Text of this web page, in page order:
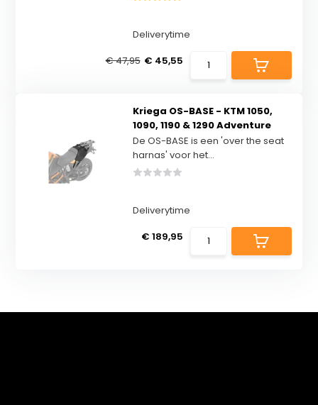
Deliverytime
€ 47,95 € 45,55
Kriega OS-BASE - KTM 1050,
1090, 1190 & 1290 Adventure
De OS-BASE is een 'over the seat
harnas' voor het...
Deliverytime
€ 189,95